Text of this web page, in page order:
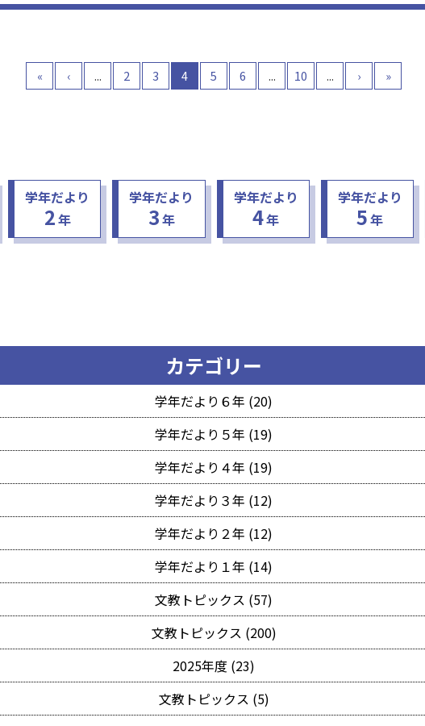
も […]
« ‹ ... 2 3 4 5 6 ... 10 ... › »
学年だより
2年
学年だより
3年
学年だより
4年
学年だより
5年
カテゴリー
学年だより６年 (20)
学年だより５年 (19)
学年だより４年 (19)
学年だより３年 (12)
学年だより２年 (12)
学年だより１年 (14)
文教トピックス (57)
文教トピックス (200)
2025年度 (23)
文教トピックス (5)